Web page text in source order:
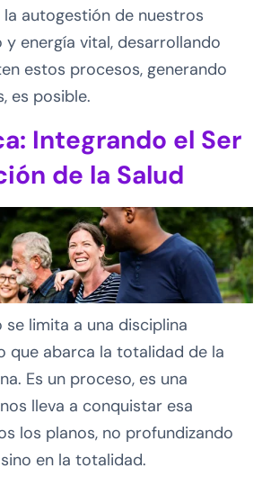
autogestión de nuestros
energía vital, desarrollando
estos procesos, generando
es posible.
Integrando el Ser
de la Salud
se limita a una disciplina
que abarca la totalidad de la
Es un proceso, es una
lleva a conquistar esa
los planos, no profundizando
en la totalidad.